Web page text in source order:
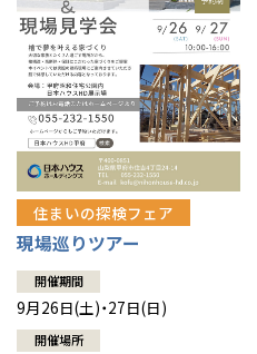
住まいの探検フェア
現場巡りツアー
開催期間
9月26日(土)・27日(日)
開催場所